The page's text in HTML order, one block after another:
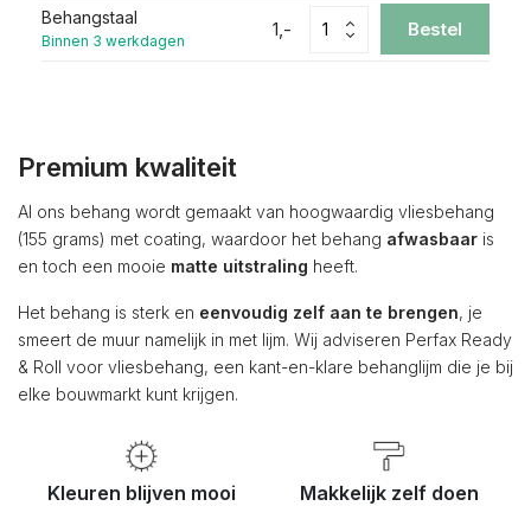
Behangstaal
Binnen 3 werkdagen
1,- Bestel
Premium kwaliteit
Al ons behang wordt gemaakt van hoogwaardig vliesbehang
(155 grams) met coating, waardoor het behang afwasbaar is
en toch een mooie matte uitstraling heeft.
Het behang is sterk en eenvoudig zelf aan te brengen, je
smeert de muur namelijk in met lijm. Wij adviseren Perfax Ready
& Roll voor vliesbehang, een kant-en-klare behanglijm die je bij
elke bouwmarkt kunt krijgen.
Kleuren blijven mooi Makkelijk zelf doen